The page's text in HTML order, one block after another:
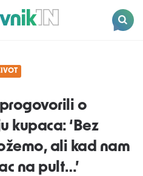
o
kupaca: ‘Bez
ali kad nam
na pult…’